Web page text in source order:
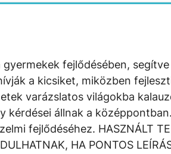
fejlődésében,
a kicsiket, miközben
varázslatos világokba
kérdései állnak a
fejlődéséhez. HASZNÁLT
HA PONTOS